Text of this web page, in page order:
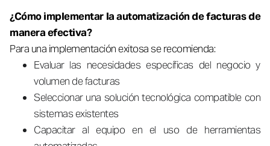
¿Cómo implementar la automatización de facturas de
manera efectiva?
Para una implementación exitosa se recomienda:
Evaluar las necesidades específicas del negocio y
volumen de facturas
Seleccionar una solución tecnológica compatible con
sistemas existentes
Capacitar al equipo en el uso de herramientas